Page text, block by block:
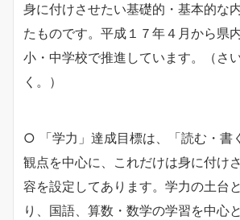
身に付けさせたい基礎的・基本的な
たものです。平成１７年４月から県
小・中学校で推進しています。（さ
く。）
○ 「学力」達成目標は、「読む・書
観点を中心に、これだけは身に付け
容を設定してあります。学力の土台
り、国語、算数・数学の学習を中心